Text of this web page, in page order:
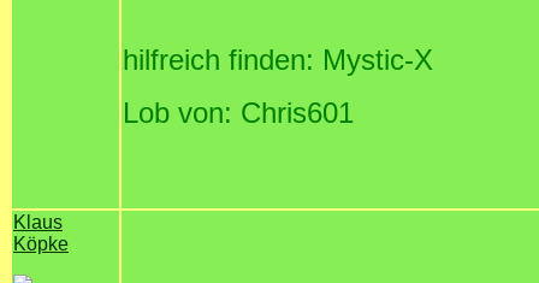
hilfreich finden: Mystic-X
Lob von: Chris601
Klaus
Köpke